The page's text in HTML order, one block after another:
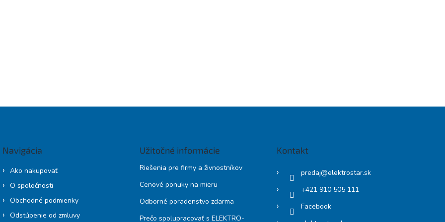
Navigácia
Ako nakupovať
O spoločnosti
Obchodné podmienky
Odstúpenie od zmluvy
Užitočné informácie
Riešenia pre firmy a živnostníkov
Cenové ponuky na mieru
Odborné poradenstvo zdarma
Prečo spolupracovať s ELEKTRO-
Kontakt
predaj@elektrostar.sk
+421 910 505 111
Facebook